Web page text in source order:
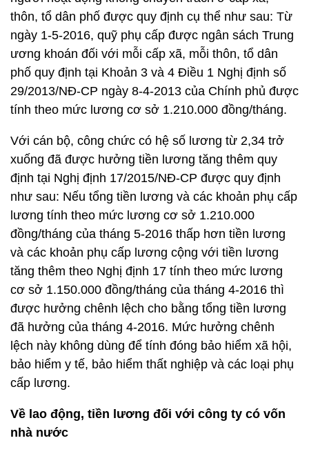
thôn, tổ dân phố được quy định cụ thể như sau: Từ
ngày 1-5-2016, quỹ phụ cấp được ngân sách Trung
ương khoán đối với mỗi cấp xã, mỗi thôn, tổ dân
phố quy định tại Khoản 3 và 4 Điều 1 Nghị định số
29/2013/NĐ-CP ngày 8-4-2013 của Chính phủ được
tính theo mức lương cơ sở 1.210.000 đồng/tháng.
Với cán bộ, công chức có hệ số lương từ 2,34 trở
xuống đã được hưởng tiền lương tăng thêm quy
định tại Nghị định 17/2015/NĐ-CP được quy định
như sau: Nếu tổng tiền lương và các khoản phụ cấp
lương tính theo mức lương cơ sở 1.210.000
đồng/tháng của tháng 5-2016 thấp hơn tiền lương
và các khoản phụ cấp lương cộng với tiền lương
tăng thêm theo Nghị định 17 tính theo mức lương
cơ sở 1.150.000 đồng/tháng của tháng 4-2016 thì
được hưởng chênh lệch cho bằng tổng tiền lương
đã hưởng của tháng 4-2016. Mức hưởng chênh
lệch này không dùng để tính đóng bảo hiểm xã hội,
bảo hiểm y tế, bảo hiểm thất nghiệp và các loại phụ
cấp lương.
Về lao động, tiền lương đối với công ty có vốn
nhà nước